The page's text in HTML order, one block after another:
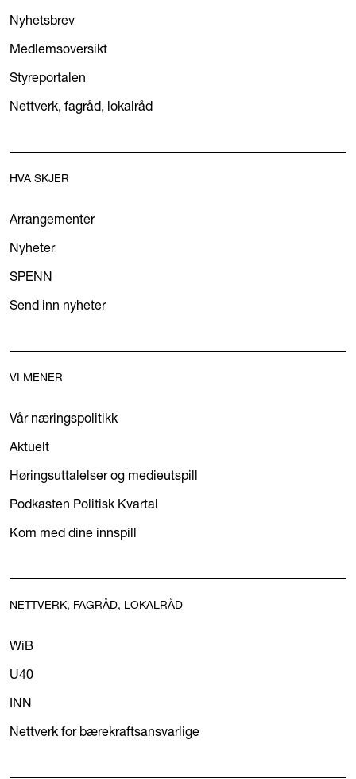
Nyhetsbrev
Medlemsoversikt
Styreportalen
Nettverk, fagråd, lokalråd
HVA SKJER
Arrangementer
Nyheter
SPENN
Send inn nyheter
VI MENER
Vår næringspolitikk
Aktuelt
Høringsuttalelser og medieutspill
Podkasten Politisk Kvartal
Kom med dine innspill
NETTVERK, FAGRÅD, LOKALRÅD
WiB
U40
INN
Nettverk for bærekraftsansvarlige